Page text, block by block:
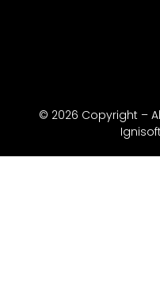
© 2026 Copyright –